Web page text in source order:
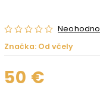
Značka: Od včely
50 €